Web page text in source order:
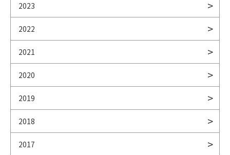
2023
2022
2021
2020
2019
2018
2017